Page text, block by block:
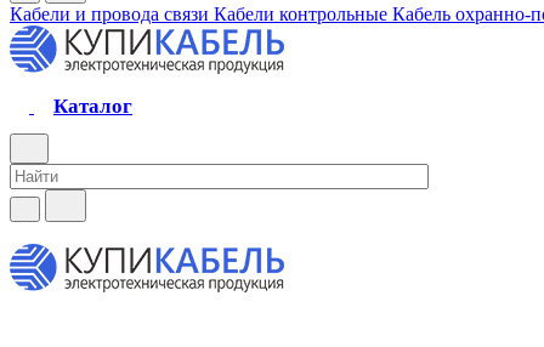
Кабели и провода связи Кабели контрольные Кабель охранно-
Каталог